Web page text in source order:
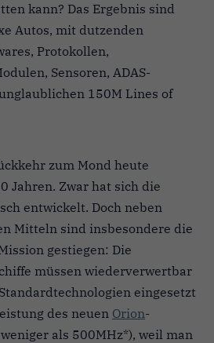
kann? Das Ergebnis sind
Autos, mit dutzenden
Protokollen,
Sensoren, ADAS-
150M Lines of
zum Mond heute
Jahren. Zwar hat sich die
entwickelt. Doch neben
Mitteln sind insbesondere die
gestiegen: Die
müssen wiederverwertbar
eingesetzt
des neuen Orion-
als 500MHz*), weil man